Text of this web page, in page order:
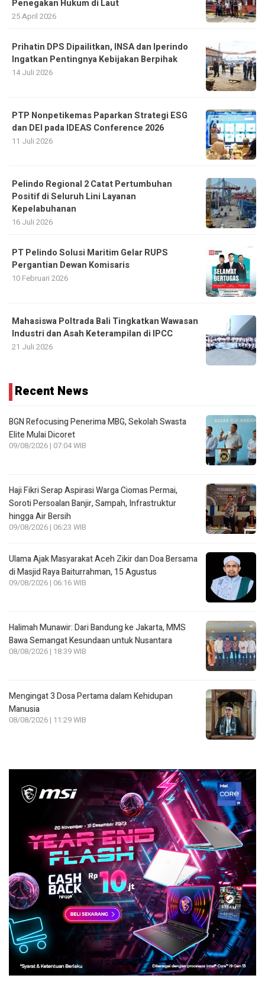
Penegakan Hukum di Laut
25 April 2026
Prihatin DPS Dipailitkan, INSA dan Iperindo
Ingatkan Pentingnya Kebijakan Berpihak
14 Juli 2026
PTP Nonpetikemas Paparkan Strategi ESG
dan DEI pada IDEAS Conference 2026
11 Juli 2026
Pelindo Regional 2 Catat Pertumbuhan
Positif di Seluruh Lini Layanan
Kepelabuhanan
16 Juli 2026
PT Pelindo Solusi Maritim Gelar RUPS
Pergantian Dewan Komisaris
10 Februari 2026
Mahasiswa Poltrada Bali Tingkatkan Wawasan
Industri dan Asah Keterampilan di IPCC
21 Juli 2026
Recent News
BGN Refocusing Penerima MBG, Sekolah Swasta
Elite Mulai Dicoret
09/08/2026 | 07:04 WIB
Haji Fikri Serap Aspirasi Warga Ciomas Permai,
Soroti Persoalan Banjir, Sampah, Infrastruktur
hingga Air Bersih
09/08/2026 | 06:23 WIB
Ulama Ajak Masyarakat Aceh Zikir dan Doa Bersama
di Masjid Raya Baiturrahman, 15 Agustus
09/08/2026 | 06:16 WIB
Halimah Munawir: Dari Bandung ke Jakarta, MMS
Bawa Semangat Kesundaan untuk Nusantara
08/08/2026 | 18:39 WIB
Mengingat 3 Dosa Pertama dalam Kehidupan
Manusia
08/08/2026 | 11:29 WIB